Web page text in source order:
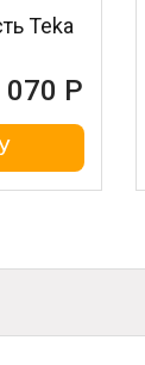
SMEG